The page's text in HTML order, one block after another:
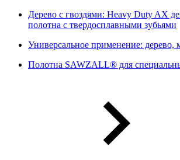
Дерево с гвоздями: Heavy Duty AX
полотна с твердосплавными зубьями
Универсальное применение: дерево,
Полотна SAWZALL® для